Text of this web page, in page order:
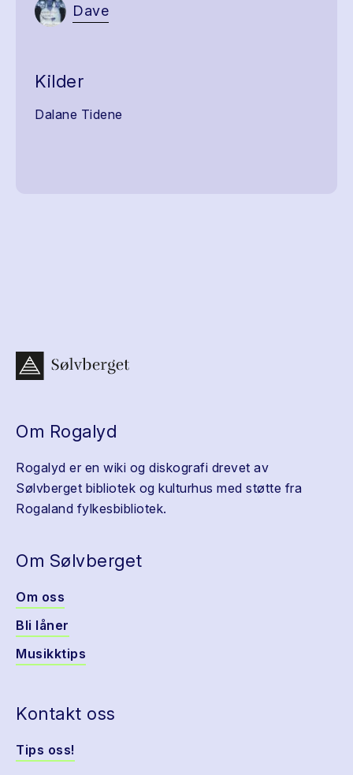
Dave
Kilder
Dalane Tidene
Om Rogalyd
Rogalyd er en wiki og diskografi drevet av
Sølvberget bibliotek og kulturhus med støtte fra
Rogaland fylkesbibliotek.
Om Sølvberget
Om oss
Bli låner
Musikktips
Kontakt oss
Tips oss!